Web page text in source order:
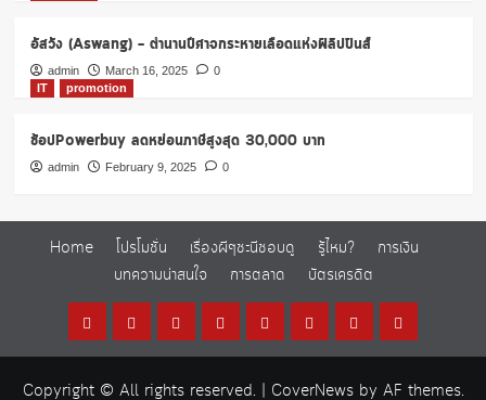
อัสวัง (Aswang) – ตำนานปีศาจกระหายเลือดแห่งฟิลิปปินส์
admin March 16, 2025
0
IT
promotion
ช้อปPowerbuy ลดหย่อนภาษีสูงสุด 30,000 บาท
admin February 9, 2025 0
Home โปรโมชั่น เรื่องผีๆชะนีชอบดู รู้ไหม?
การเงิน
บทความน่าสนใจ
การตลาด บัตรเครดิต
Home โปร
เรื่อง
รู้
การ
บทความการ
บัตร
Copyright © All rights reserved. | CoverNewsby AF themes.